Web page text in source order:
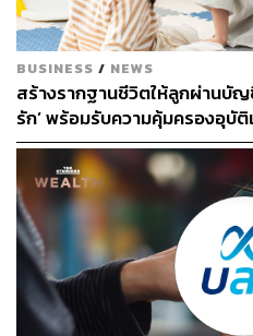
TAGS: สินเชื่อ ดอกเบี้ย
เศร
พิชัย ชุณหวชิร
ขาดสภ
BUSINESS / NEWS
สร้างรากฐานชีวิตให้ลูกผ่านบั
รัก’ พร้อมรับความคุ้มครองอุ
บาท ดอกเบี้ยรับเต็ม ไม่เสียภ